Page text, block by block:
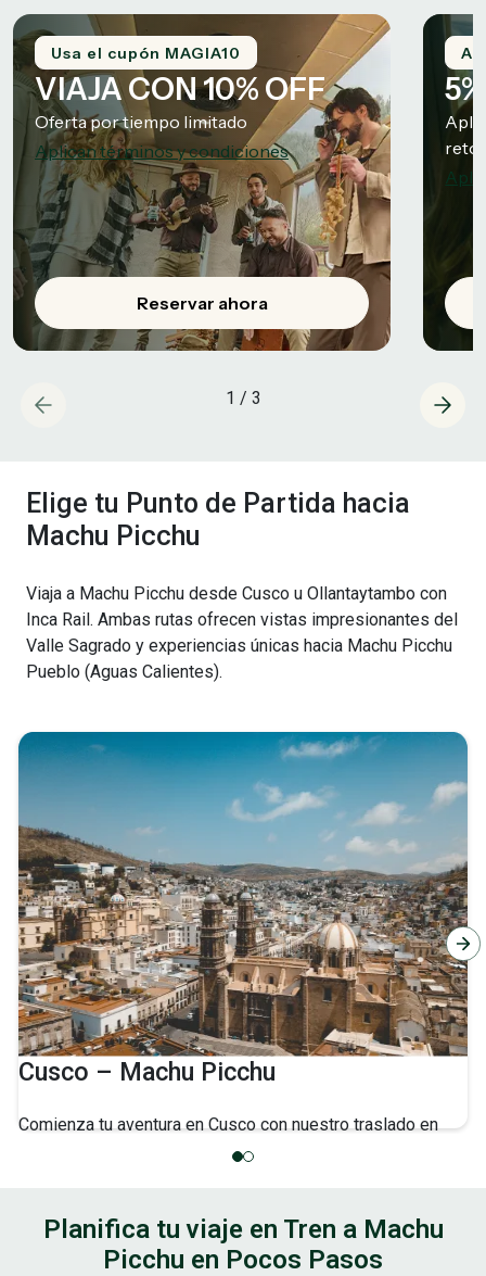
Usa el cupón MAGIA10
VIAJA CON 10% OFF
Oferta por tiempo limitado
Aplican términos y condiciones
Reservar ahora
1 / 3
Elige tu Punto de Partida hacia
Machu Picchu
Viaja a Machu Picchu desde Cusco u Ollantaytambo con
Inca Rail. Ambas rutas ofrecen vistas impresionantes del
Valle Sagrado y experiencias únicas hacia Machu Picchu
Pueblo (Aguas Calientes).
Cusco – Machu Picchu
Comienza tu aventura en Cusco con nuestro traslado en
bus hacia la estación de Ollantaytambo, seguido de un
Consulta Horarios
Planifica tu viaje en Tren a Machu
Picchu en Pocos Pasos